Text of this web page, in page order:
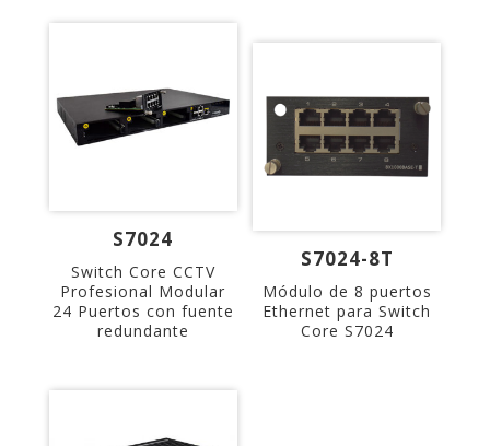
S7024
Switch Core CCTV
Profesional Modular
24 Puertos con fuente
redundante
S7024-8T
Módulo de 8 puertos
Ethernet para Switch
Core S7024